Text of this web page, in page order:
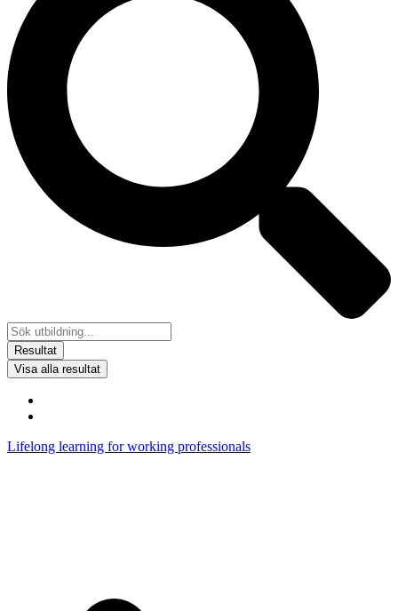
Resultat
Visa alla resultat
Lifelong learning for working professionals